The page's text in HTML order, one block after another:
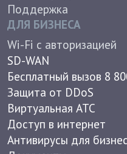
Новости
Вакансии
Корпоративное управление
Группа компаний ТТК
Пресс-центр
Реквизиты
Лицензии и сертификаты
Условия труда
Противодействие коррупции
Непрофильные активы
Работа в РЖД